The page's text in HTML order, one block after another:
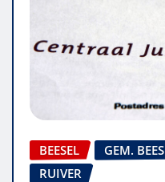
BEESEL GEM.
RUIVER